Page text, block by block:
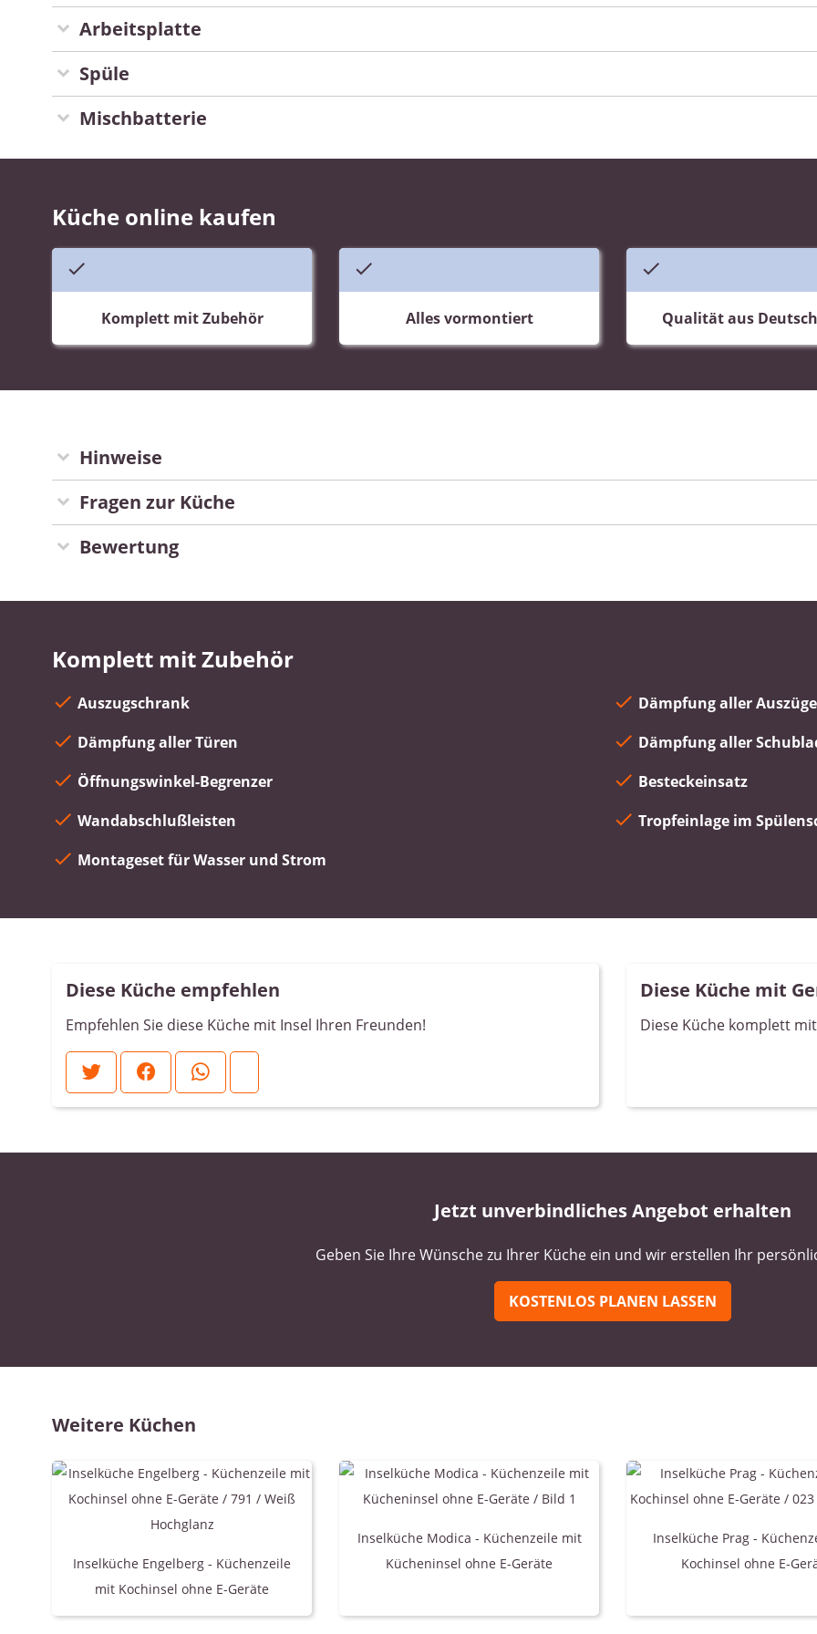
Arbeitsplatte
Spüle
Mischbatterie
Küche online kaufen
Komplett mit Zubehör Alles vormontiert Qualität aus
Hinweise
Fragen zur Küche
Bewertung
Komplett mit Zubehör
Auszugschrank
Dämpfung aller Auszüge
Dämpfung aller Türen
Dämpfung aller
Öffnungswinkel-Begrenzer
Besteckeinsatz
Wandabschlußleisten
Tropfeinlage im
Montageset für Wasser und Strom
Diese Küche empfehlen
Empfehlen Sie diese Küche mit Insel Ihren Freunden!
Diese Küche mit
Diese Küche komplett
Jetzt unverbindliches Angebot erhalten
Geben Sie Ihre Wünsche zu Ihrer Küche ein und wir erstellen Ihr
KOSTENLOS PLANEN LASSEN
Weitere Küchen
Inselküche Engelberg - Küchenzeile
mit Kochinsel ohne E-Geräte
Inselküche Modica - Küchenzeile mit
Kücheninsel ohne E-Geräte
Inselküche Prag -
Kochinsel ohne E-